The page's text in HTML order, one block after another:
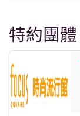
特約團體